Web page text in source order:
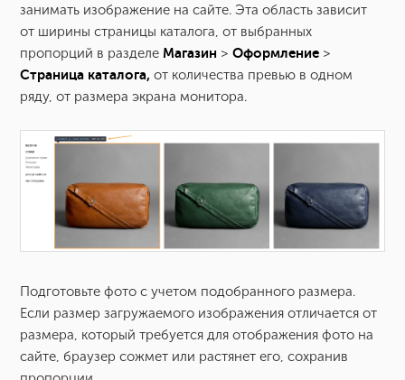
занимать изображение на сайте. Эта область зависит
от ширины страницы каталога, от выбранных
пропорций в разделе Магазин >Оформление >
Страница каталога,от количества превью в одном
ряду, от размера экрана монитора.
Подготовьте фото с учетом подобранного размера.
Если размер загружаемого изображения отличается от
размера, который требуется для отображения фото на
сайте, браузер сожмет или растянет его, сохранив